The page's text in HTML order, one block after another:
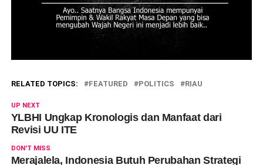
RELATED TOPICS: FEATURED POLITICS RIAU
UP NEXT
YLBHI Ungkap Kronologis dan Manfaat dari
Revisi UU ITE
DON'T MISS
Merajalela, Indonesia Butuh Perubahan Strategi